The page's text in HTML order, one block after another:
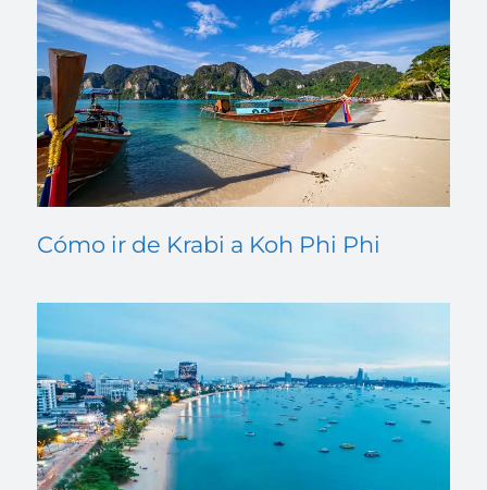
Cómo ir de Krabi a Koh Phi Phi